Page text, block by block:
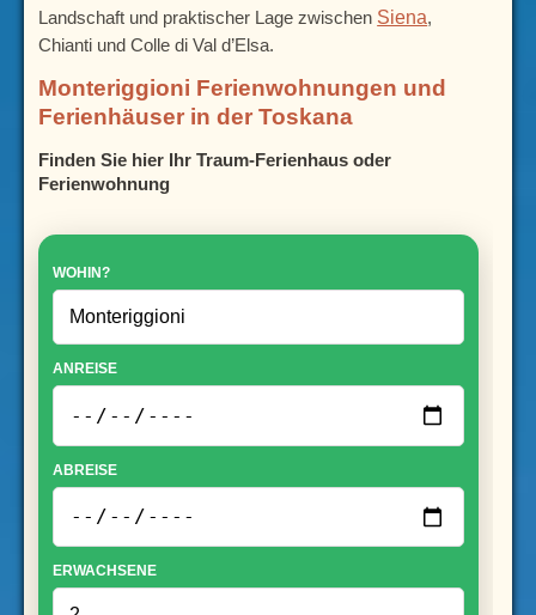
Landschaft und praktischer Lage zwischen Siena,
Chianti und Colle di Val d’Elsa.
Monteriggioni Ferienwohnungen und
Ferienhäuser in der Toskana
Finden Sie hier Ihr Traum-Ferienhaus oder
Ferienwohnung
WOHIN?
ANREISE
ABREISE
ERWACHSENE